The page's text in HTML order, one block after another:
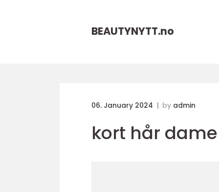
BEAUTYNYTT.no
06. January 2024 by admin
kort hår dame